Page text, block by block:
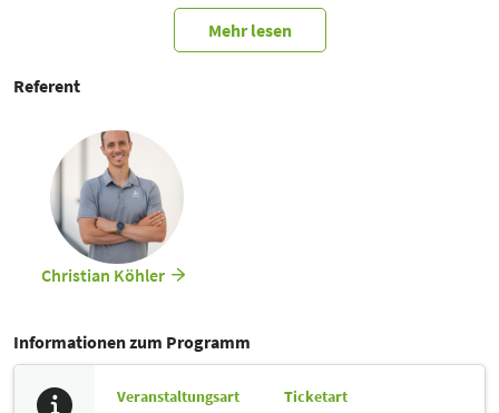
demonstrieren, dass Sportler: innen nicht nur in Phasen der
Rehabilitation, sondern vor allem auch in der Prophylaxe von
und Ausgleichstraining, Muskelpflege oder als Warm-Up im Training. Je
Mehr lesen
Referent
Christian Köhler
Informationen zum Programm
Veranstaltungsart
Ticketart